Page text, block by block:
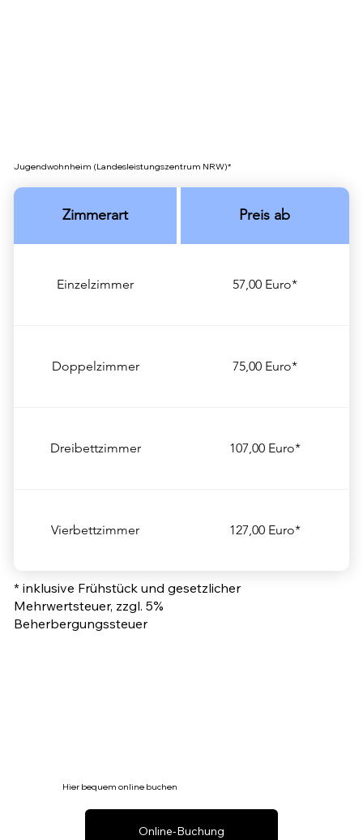
Jugendwohnheim (Landesleistungszentrum NRW)*
Zimmerart Preis ab
Einzelzimmer 57,00 Euro*
Doppelzimmer 75,00 Euro*
Dreibettzimmer 107,00 Euro*
Vierbettzimmer 127,00 Euro*
* inklusive Frühstück und gesetzlicher
Mehrwertsteuer, zzgl. 5%
Beherbergungssteuer
Hier bequem online buchen
Online-Buchung